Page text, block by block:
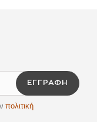
ΕΓΓΡΑΦΉ
πολιτική